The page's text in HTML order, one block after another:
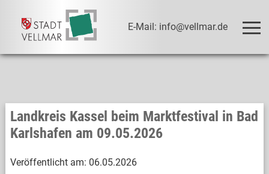
E-Mail: info@vellmar.de
Landkreis Kassel beim Marktfestival in Bad
Karlshafen am 09.05.2026
Veröffentlicht am: 06.05.2026